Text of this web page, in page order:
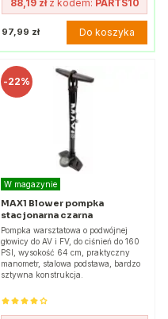
88,19 złz kodem: PARTS10
97,99 zł Do koszyka
-22%
W magazynie
MAX1 Blower pompka
stacjonarna czarna
Pompka warsztatowa o podwójnej
głowicy do AV i FV, do ciśnień do 160
PSI, wysokość 64 cm, praktyczny
manometr, stalowa podstawa, bardzo
sztywna konstrukcja.